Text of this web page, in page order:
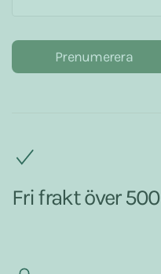
Prenumerera
Fri frakt över 500